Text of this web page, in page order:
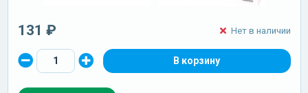
131 ₽ Нет в наличии